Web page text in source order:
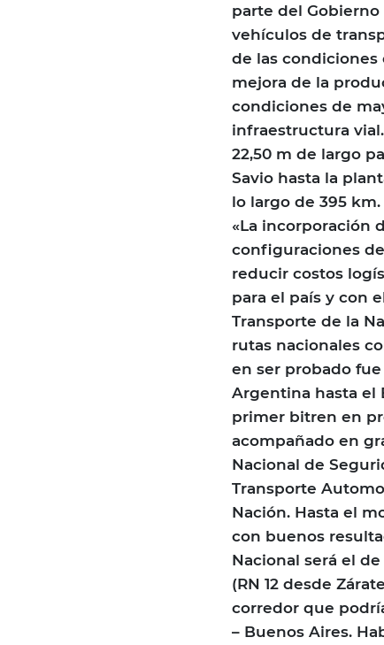
parte del
vehículos de
de las condiciones
mejora de la
condiciones de
infraestructura
22,50 m de largo
Savio hasta la
lo largo de 395
«La incorporación
configuraciones
reducir costos
para el país y con
Transporte de la
rutas nacionales
en ser probado fue
Argentina hasta el
primer bitren en
acompañado en
Nacional de
Transporte
Nación. Hasta el
con buenos
Nacional será el
(RN 12 desde
corredor que
– Buenos Aires.